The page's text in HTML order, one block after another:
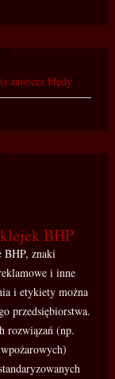
zawiera błędy
BHP
BHP, znaki
i inne
i etykiety można
przedsiębiorstwa.
rozwiązań (np.